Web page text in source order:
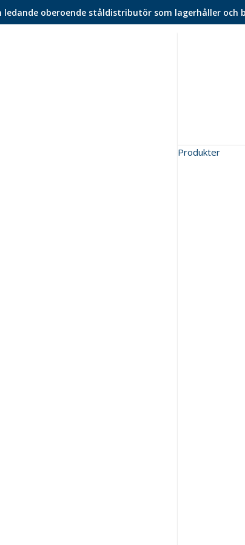
ledande oberoende ståldistributör som lagerhåller
Produkter